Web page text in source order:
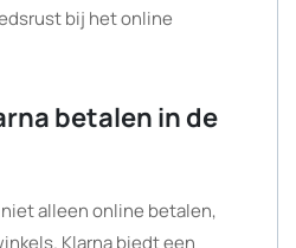
bij het online
betalen in de
niet alleen online betalen,
Klarna biedt een